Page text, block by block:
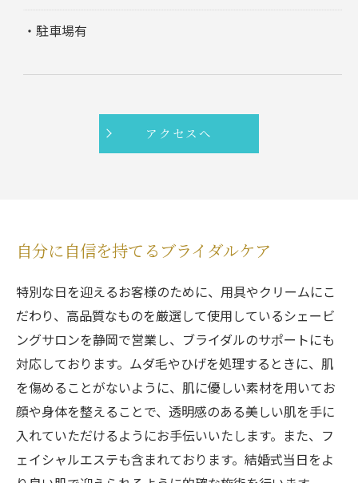
・駐車場有
アクセスへ
自分に自信を持てるブライダルケア
特別な日を迎えるお客様のために、用具やクリームにこ
だわり、高品質なものを厳選して使用しているシェービ
ングサロンを静岡で営業し、ブライダルのサポートにも
対応しております。ムダ毛やひげを処理するときに、肌
を傷めることがないように、肌に優しい素材を用いてお
顔や身体を整えることで、透明感のある美しい肌を手に
入れていただけるようにお手伝いいたします。また、フ
ェイシャルエステも含まれております。結婚式当日をよ